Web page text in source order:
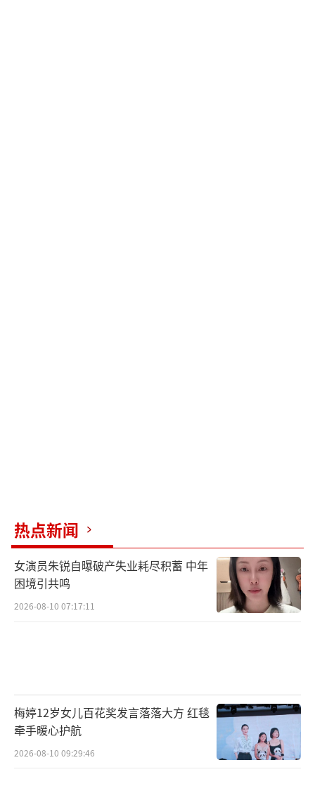
记者独家采访梁慧仪，由她讲述为什么要做这
样一部影片，又是如何集结到这样史无前例的
阵容。这部纪录片，将带领观众重温香港经典
电影中的情境和感觉，唤起大家对香港电影的
热点新闻
女演员朱锐自曝破产失业耗尽积蓄 中年
困境引共鸣
2026-08-10 07:17:11
梅婷12岁女儿百花奖发言落落大方 红毯
牵手暖心护航
2026-08-10 09:29:46